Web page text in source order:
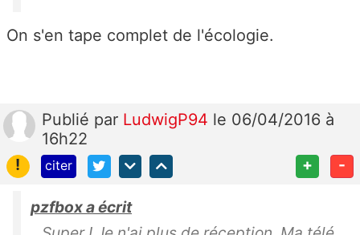
On s'en tape complet de l'écologie.
Publié par LudwigP94 le 06/04/2016 à
16h22
!
citer + -
pzfbox a écrit